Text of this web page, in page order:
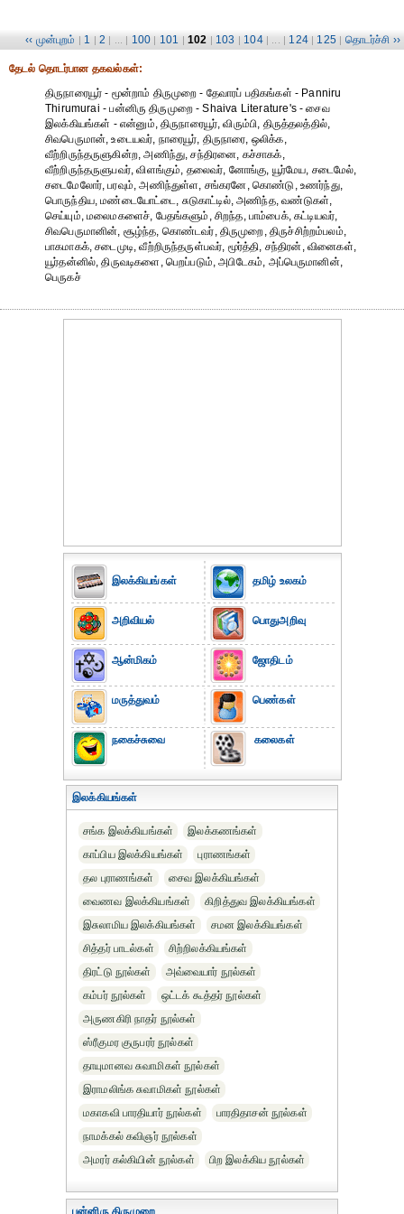
‹‹ முன்புறம் | 1 | 2 | ... | 100 | 101 | 102 | 103 | 104 | ... | 124 | 125 | தொடர்ச்சி ››
தேட‌ல் தொட‌ர்பான தகவ‌ல்க‌ள்:
திருநாரையூர் - மூன்றாம் திருமுறை - தேவாரப் பதிகங்கள் - Panniru
Thirumurai - பன்னிரு திருமுறை - Shaiva Literature's - சைவ
இலக்கியங்கள் - என்னும், திருநாரையூர், விரும்பி, திருத்தலத்தில்,
சிவபெருமான், உடையவர், நாரையூர், திருநாரை, ஒலிக்க,
வீற்றிருந்தருளுகின்ற, அணிந்து, சந்திரனை, கச்சாகக்,
வீற்றிருந்தருளுபவர், விளங்கும், தலைவர், னோங்கு, யூர்மேய, சடைமேல்,
சடைமேலோர், பரவும், அணிந்துள்ள, சங்கரனே, கொண்டு, உணர்ந்து,
பொருந்திய, மண்டையோட்டை, சுடுகாட்டில், அணிந்த, வண்டுகள்,
செய்யும், மலைமகளைச், பேதங்களும், சிறந்த, பாம்பைக், கட்டியவர்,
சிவபெருமானின், சூழ்ந்த, கொண்டவர், திருமுறை, திருச்சிற்றம்பலம்,
பாகமாகக், சடைமுடி, வீற்றிருந்தருள்பவர், மூர்த்தி, சந்திரன், வினைகள்,
யூர்தன்னில், திருவடிகளை, பெறப்படும், அபிடேகம், அப்பெருமானின்,
பெருகச்
இலக்கியங்கள்
அறிவியல்
ஆன்மிகம்
மருத்துவம்
நகைச்சுவை
தமிழ் உலகம்
பொதுஅறிவு
ஜோதிடம்
பெண்கள்
கலைகள்
இலக்கியங்கள்
சங்க இலக்கியங்கள்
இலக்கணங்கள்
காப்பிய இலக்கியங்கள்
புராணங்கள்
தல புராணங்கள்
சைவ இலக்கியங்கள்
வைணவ இலக்கியங்கள்
கிறித்துவ இலக்கியங்கள்
இசுலாமிய இலக்கியங்கள்
சமன இலக்கியங்கள்
சித்தர் பாடல்கள்
சிற்றிலக்கியங்கள்
திரட்டு நூல்கள்
அவ்வையார் நூல்கள்
கம்பர் நூல்கள்
ஒட்டக் கூத்தர் நூல்கள்
அருணகிரி நாதர் நூல்கள்
ஸ்ரீகுமர குருபரர் நூல்கள்
தாயுமானவ சுவாமிகள் நூல்கள்
இராமலிங்க சுவாமிகள் நூல்கள்
மகாகவி பாரதியார் நூல்கள்
பாரதிதாசன் நூல்கள்
நாமக்கல் கவிஞர் நூல்கள்
அமரர் கல்கியின் நூல்கள்
பிற இலக்கிய நூல்கள்
பன்னிரு திருமுறை